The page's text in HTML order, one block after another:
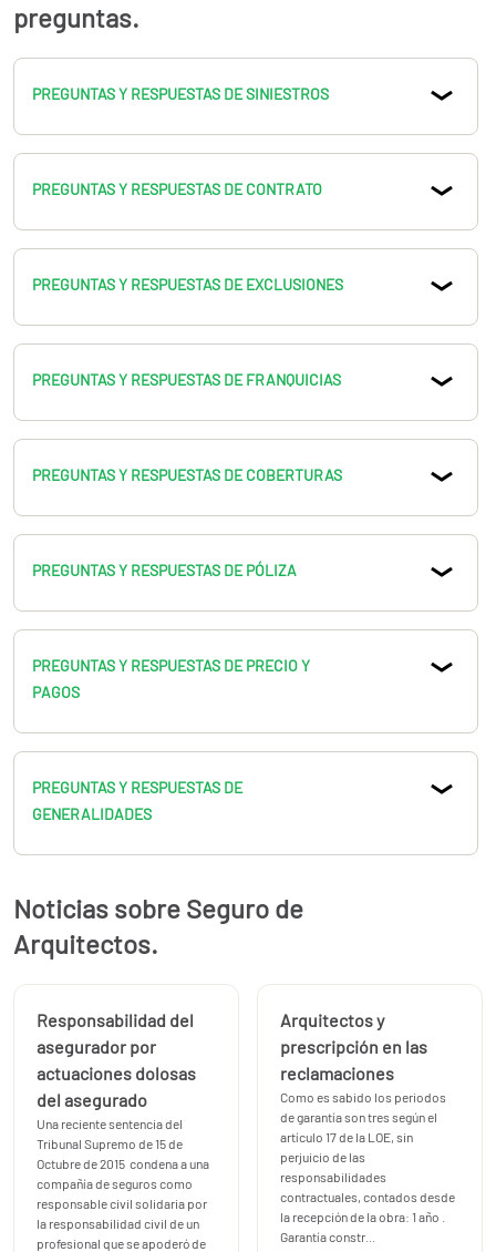
contrato.
91.898.10.18
Noticias sobre Seguro de
Arquitectos.
Responsabilidad del
asegurador por
actuaciones dolosas
del asegurado
Una reciente sentencia del
Tribunal Supremo de 15 de
Octubre de 2015 condena a una
compañía de seguros como
responsable civil solidaria por
la responsabilidad civil de un
profesional que se apoderó de
Arquitectos y
prescripción en las
reclamaciones
Como es sabido los periodos
de garantía son tres según el
artículo 17 de la LOE, sin
perjuicio de las
responsabilidades
contractuales, contados desde
la recepción de la obra: 1 año .
Garantía constr...
preguntas.
PREGUNTAS Y RESPUESTAS DE SINIESTROS
PREGUNTAS Y RESPUESTAS DE CONTRATO
PREGUNTAS Y RESPUESTAS DE EXCLUSIONES
PREGUNTAS Y RESPUESTAS DE FRANQUICIAS
PREGUNTAS Y RESPUESTAS DE COBERTURAS
PREGUNTAS Y RESPUESTAS DE PÓLIZA
PREGUNTAS Y RESPUESTAS DE PRECIO Y
PAGOS
PREGUNTAS Y RESPUESTAS DE
GENERALIDADES